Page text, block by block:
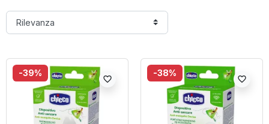
-39%
favorite_border
-38%
favorite_border